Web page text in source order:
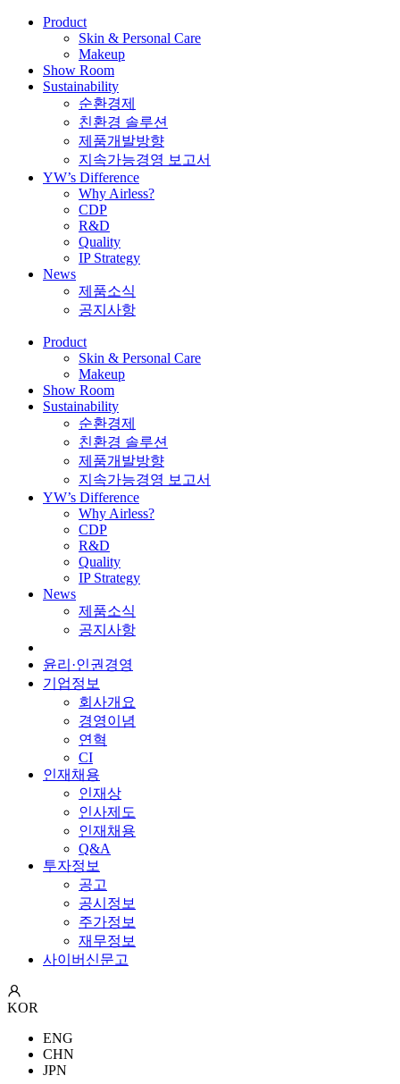
Product
Skin & Personal Care
Makeup
Show Room
Sustainability
순환경제
친환경 솔루션
제품개발방향
지속가능경영 보고서
YW’s Difference
Why Airless?
CDP
R&D
Quality
IP Strategy
News
제품소식
공지사항
Product
Skin & Personal Care
Makeup
Show Room
Sustainability
순환경제
친환경 솔루션
제품개발방향
지속가능경영 보고서
YW’s Difference
Why Airless?
CDP
R&D
Quality
IP Strategy
News
제품소식
공지사항
윤리·인권경영
기업정보
회사개요
경영이념
연혁
CI
인재채용
인재상
인사제도
인재채용
Q&A
투자정보
공고
공시정보
주가정보
재무정보
사이버신문고
KOR
ENG
CHN
JPN